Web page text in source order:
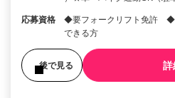
応募資格
◆要フォークリフト免許
できる方
後で見る 詳